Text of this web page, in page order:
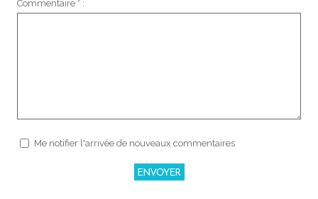
Commentaire * :
Me notifier l'arrivée de nouveaux commentaires